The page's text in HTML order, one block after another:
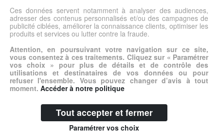
© DSh0p 2026 -Accueil-Mentions légales
Ces données servent notamment à analyser des audiences,
adresser des contenus personnalisés et/ou des campagnes de
publicité ciblées, améliorer la connaissance clients, optimiser les
produits et services ou lutter contre la fraude.
Attention, en poursuivant votre navigation sur ce site,
vous consentez à ces traitements. Cliquez sur « Paramétrer
vos choix » pour plus de détails et de contrôle des
utilisations et destinataires de vos données ou pour
refuser l'ensemble. Vous pouvez changer d’avis à tout
moment. Accéder à notre politique
Tout accepter et fermer
Paramétrer vos choix